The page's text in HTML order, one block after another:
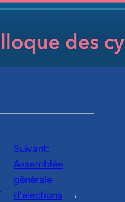
Suivant:
Assemblée
générale
d’élections
→